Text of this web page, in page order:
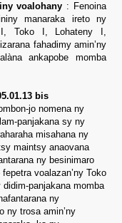
voalohany : Fenoina
manaraka ireto ny
Toko I, Lohateny I,
fahadimy amin’ny
ankapobe momba
bis
jo nomena ny
panjakana sy ny
misahana ny
maintsy anaovana
ny besinimaro
voalazan’ny Toko
didim-panjakana momba
ny
ny trosa amin’ny